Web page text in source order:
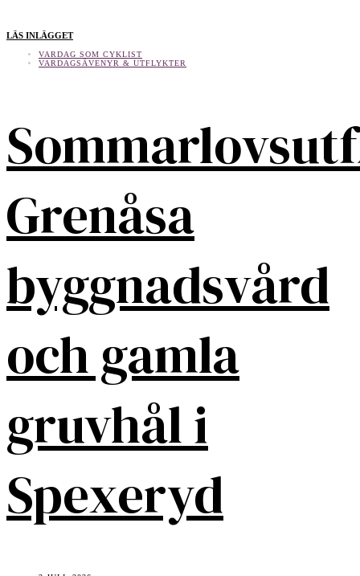
LÄS INLÄGGET
VARDAG SOM CYKLIST
VARDAGSÄVENYR & UTFLYKTER
Grenåsa
byggnadsvård
och gamla
gruvhål i
Spexeryd